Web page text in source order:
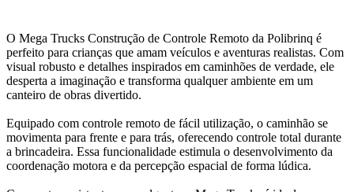
O Mega Trucks Construção de Controle Remoto da Polibrinq é
perfeito para crianças que amam veículos e aventuras realistas. Com
visual robusto e detalhes inspirados em caminhões de verdade, ele
desperta a imaginação e transforma qualquer ambiente em um
canteiro de obras divertido.
Equipado com controle remoto de fácil utilização, o caminhão se
movimenta para frente e para trás, oferecendo controle total durante
a brincadeira. Essa funcionalidade estimula o desenvolvimento da
coordenação motora e da percepção espacial de forma lúdica.